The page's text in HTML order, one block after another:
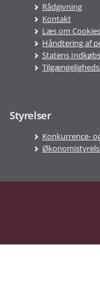
Rådgivning
Kontakt
Læs om Cookies
Håndtering af
Statens
Styrelser
Konkurrence-